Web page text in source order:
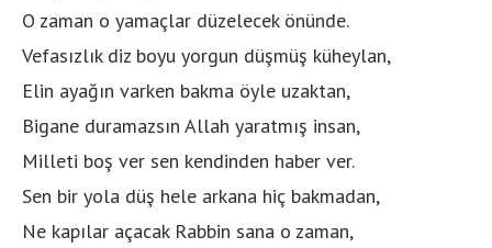
O zaman o yamaçlar düzelecek önünde.
Vefasızlık diz boyu yorgun düşmüş küheylan,
Elin ayağın varken bakma öyle uzaktan,
Bigane duramazsın Allah yaratmış insan,
Milleti boş ver sen kendinden haber ver.
Sen bir yola düş hele arkana hiç bakmadan,
Ne kapılar açacak Rabbin sana o zaman,